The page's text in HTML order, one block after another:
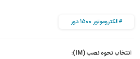
#الکتروموتور 1500 دور
انتخاب نحوه نصب (IM):